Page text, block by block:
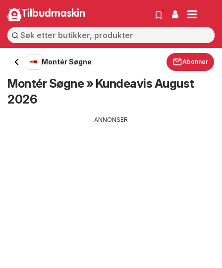
Tilbudmaskin
Montér Søgne Abonner
Montér Søgne » Kundeavis August
2026
ANNONSER